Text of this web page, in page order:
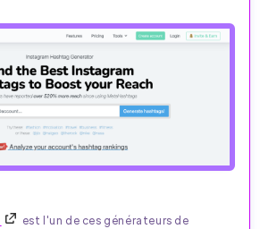
est l'un de ces générateurs de